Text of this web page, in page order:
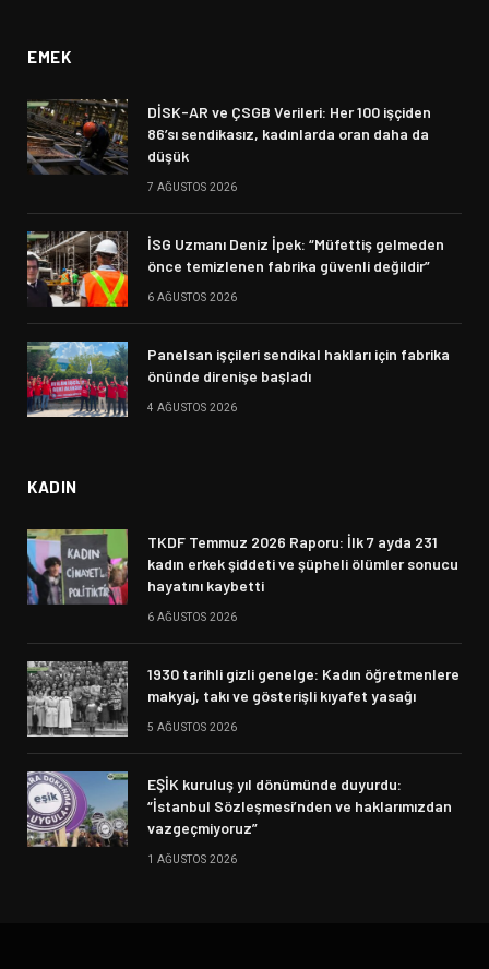
EMEK
DİSK-AR ve ÇSGB Verileri: Her 100 işçiden
86’sı sendikasız, kadınlarda oran daha da
düşük
7 AĞUSTOS 2026
İSG Uzmanı Deniz İpek: “Müfettiş gelmeden
önce temizlenen fabrika güvenli değildir”
6 AĞUSTOS 2026
Panelsan işçileri sendikal hakları için fabrika
önünde direnişe başladı
4 AĞUSTOS 2026
KADIN
TKDF Temmuz 2026 Raporu: İlk 7 ayda 231
kadın erkek şiddeti ve şüpheli ölümler sonucu
hayatını kaybetti
6 AĞUSTOS 2026
1930 tarihli gizli genelge: Kadın öğretmenlere
makyaj, takı ve gösterişli kıyafet yasağı
5 AĞUSTOS 2026
EŞİK kuruluş yıl dönümünde duyurdu:
“İstanbul Sözleşmesi’nden ve haklarımızdan
vazgeçmiyoruz”
1 AĞUSTOS 2026